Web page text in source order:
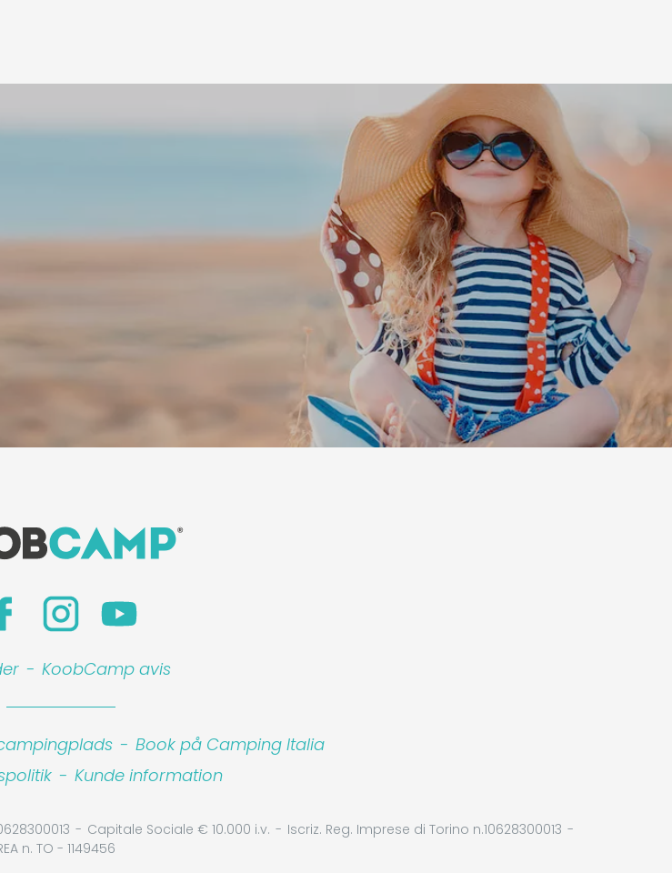
- KoobCamp avis
- Book på Camping Italia
- Kunde information
Capitale Sociale € 10.000 i.v.
Iscriz. Reg. Imprese di Torino n.10628300013
n. TO - 1149456